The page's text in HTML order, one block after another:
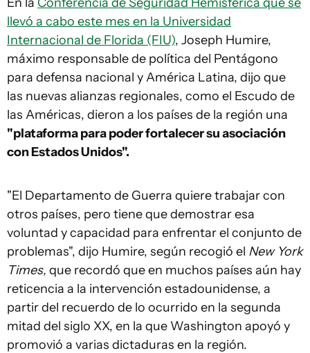
llevó a cabo este mes en la Universidad
Internacional de Florida (FIU), Joseph Humire,
máximo responsable de política del Pentágono
para defensa nacional y América Latina, dijo que
las nuevas alianzas regionales, como el Escudo de
las Américas, dieron a los países de la región una
"plataforma para poder fortalecer su asociación
con Estados Unidos".
"El Departamento de Guerra quiere trabajar con
otros países, pero tiene que demostrar esa
voluntad y capacidad para enfrentar el conjunto de
problemas", dijo Humire, según recogió el New York
Times, que recordó que en muchos países aún hay
reticencia a la intervención estadounidense, a
partir del recuerdo de lo ocurrido en la segunda
mitad del siglo XX, en la que Washington apoyó y
promovió a varias dictaduras en la región.